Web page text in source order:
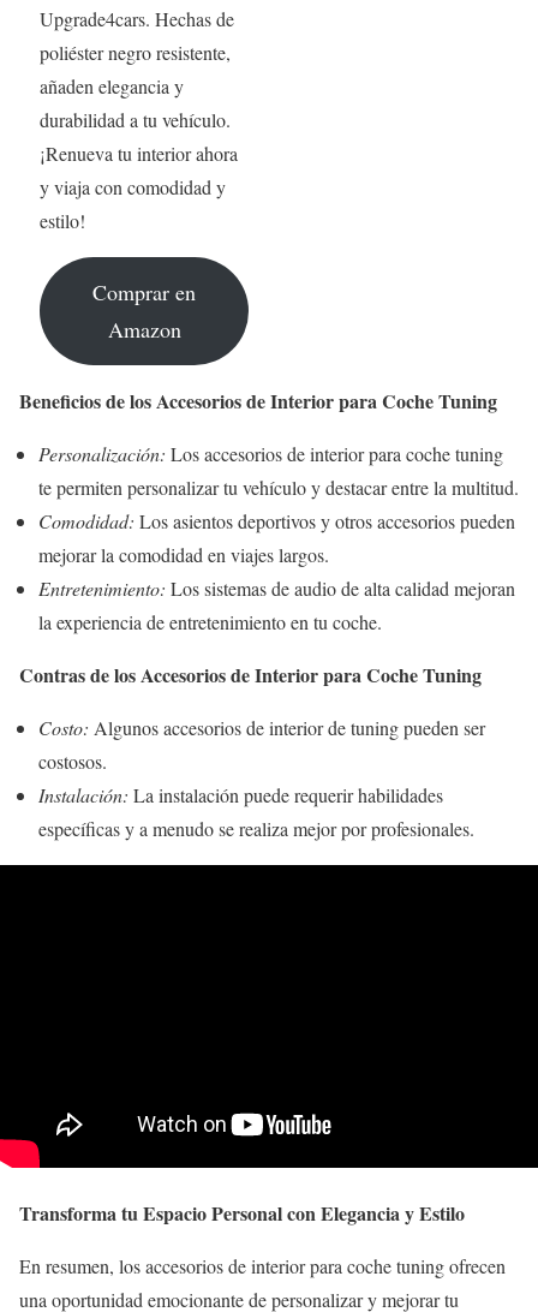
Upgrade4cars. Hechas de
poliéster negro resistente,
añaden elegancia y
durabilidad a tu vehículo.
¡Renueva tu interior ahora
y viaja con comodidad y
estilo!
Comprar en
Amazon
Beneficios de los Accesorios de Interior para Coche Tuning
Personalización: Los accesorios de interior para coche tuning
te permiten personalizar tu vehículo y destacar entre la multitud.
Comodidad: Los asientos deportivos y otros accesorios pueden
mejorar la comodidad en viajes largos.
Entretenimiento: Los sistemas de audio de alta calidad mejoran
la experiencia de entretenimiento en tu coche.
Contras de los Accesorios de Interior para Coche Tuning
Costo: Algunos accesorios de interior de tuning pueden ser
costosos.
Instalación: La instalación puede requerir habilidades
específicas y a menudo se realiza mejor por profesionales.
Transforma tu Espacio Personal con Elegancia y Estilo
En resumen, los accesorios de interior para coche tuning ofrecen
una oportunidad emocionante de personalizar y mejorar tu